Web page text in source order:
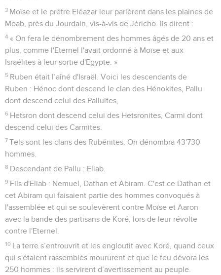
3 Moïse et le prêtre Eléazar leur parlèrent dans les plaines de
Moab, près du Jourdain, vis-à-vis de Jéricho. Ils dirent :
4 « On fera le dénombrement des hommes âgés de 20 ans et
plus, comme l'Eternel l'avait ordonné à Moïse et aux
Israélites à leur sortie d'Egypte. »
5 Ruben était l’aîné d'Israël. Voici les descendants de
Ruben : Hénoc dont descend le clan des Hénokites, Pallu
dont descend celui des Palluites,
6 Hetsron dont descend celui des Hetsronites, Carmi dont
descend celui des Carmites.
7 Tels sont les clans des Rubénites. On dénombra 43'730
hommes.
8 Descendant de Pallu : Eliab.
9 Fils d'Eliab : Nemuel, Dathan et Abiram. C'est ce Dathan et
cet Abiram qui faisaient partie des hommes convoqués à
l'assemblée et qui se soulevèrent contre Moïse et Aaron
avec la bande des partisans de Koré, lors de leur révolte
contre l'Eternel.
10 La terre s’entrouvrit et les engloutit avec Koré, quand ceux
qui s'étaient rassemblés moururent et que le feu dévora les
250 hommes : ils servirent d’avertissement au peuple.